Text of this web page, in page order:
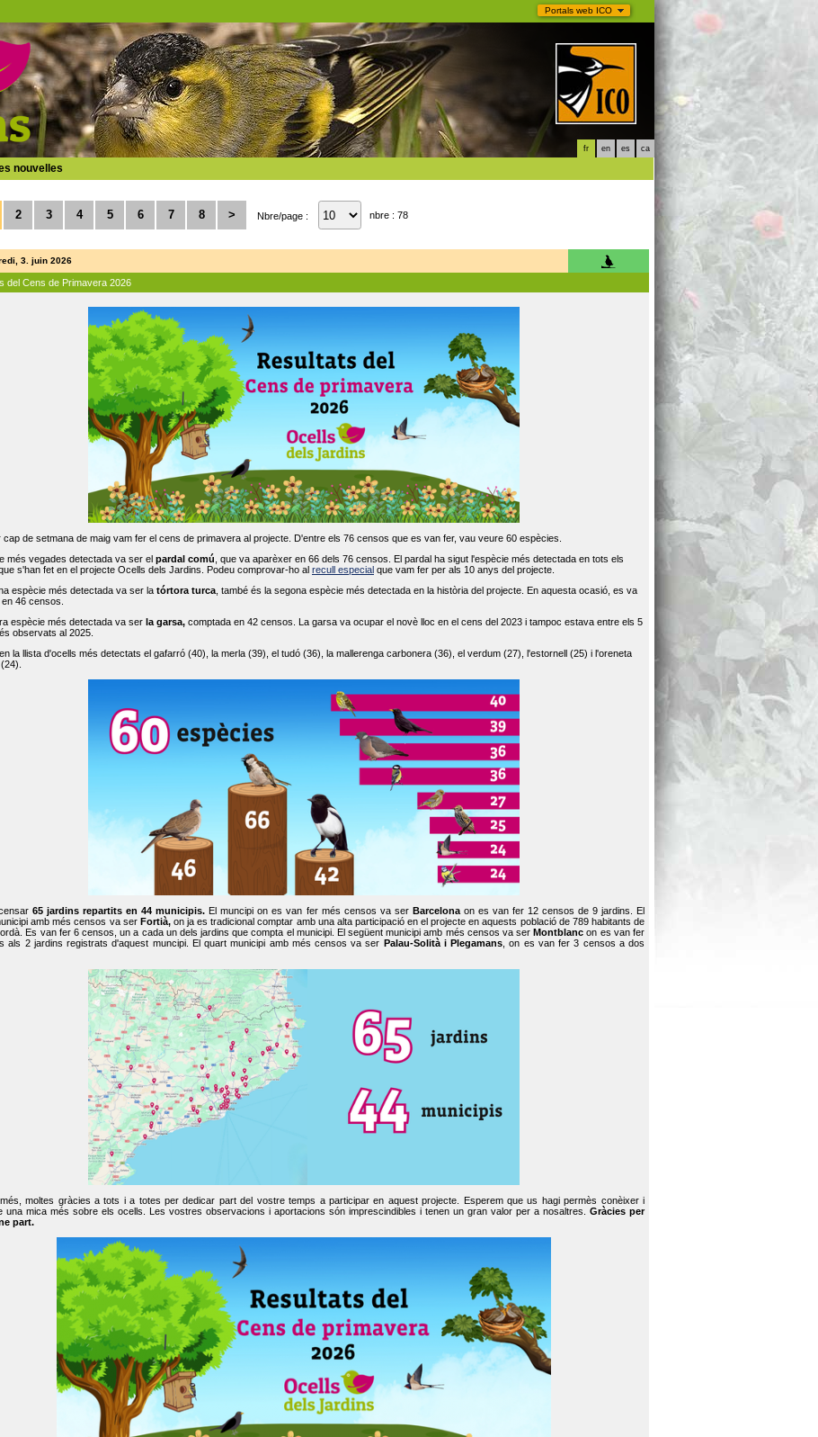
Portals web ICO
fr en es ca
nouvelles
2 3 4 5 6 7 8 > Nbre/page : nbre : 78
3. juin 2026
del Cens de Primavera 2026
cap de setmana de maig vam fer el cens de primavera al projecte. D'entre els 76 censos que es van fer, vau veure 60 espècies.
més vegades detectada va ser el pardal comú , que va aparèxer en 66 dels 76 censos. El pardal ha sigut l'espècie més detectada en tots els
s'han fet en el projecte Ocells dels Jardins. Podeu comprovar-ho al recull especial que vam fer per als 10 anys del projecte.
espècie més detectada va ser la tórtora turca , també és la segona espècie més detectada en la història del projecte. En aquesta ocasió, es va
46 censos.
espècie més detectada va ser la garsa, comptada en 42 censos. La garsa va ocupar el novè lloc en el cens del 2023 i tampoc estava entre els 5
observats al 2025.
la llista d'ocells més detectats el gafarró (40), la merla (39), el tudó (36), la mallerenga carbonera (36), el verdum (27), l'estornell (25) i l'oreneta
65 jardins repartits en 44 municipis. El muncipi on es van fer més censos va ser Barcelonaon es van fer 12 censos de 9 jardins. El
amb més censos va ser Fortià, on ja es tradicional comptar amb una alta participació en el projecte en aquests població de 789 habitants de
Es van fer 6 censos, un a cada un dels jardins que compta el municipi. El següent municipi amb més censos va serMontblanc on es van fer
als 2 jardins registrats d'aquest muncipi. El quart municipi amb més censos va ser Palau-Solità i Plegamans , on es van fer 3 censos a dos
moltes gràcies a tots i a totes per dedicar part del vostre temps a participar en aquest projecte. Esperem que us hagi permès conèixer i
una mica més sobre els ocells. Les vostres observacions i aportacions són imprescindibles i tenen un gran valor per a nosaltres. Gràcies per
part.